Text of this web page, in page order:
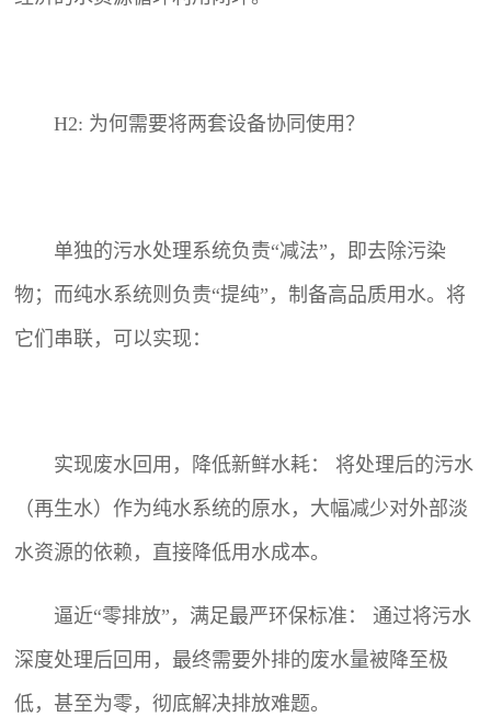
H2: 为何需要将两套设备协同使用？
单独的污水处理系统负责“减法”，即去除污染
物；而纯水系统则负责“提纯”，制备高品质用水。将
它们串联，可以实现：
实现废水回用，降低新鲜水耗： 将处理后的污水
（再生水）作为纯水系统的原水，大幅减少对外部淡
水资源的依赖，直接降低用水成本。
逼近“零排放”，满足最严环保标准： 通过将污水
深度处理后回用，最终需要外排的废水量被降至极
低，甚至为零，彻底解决排放难题。